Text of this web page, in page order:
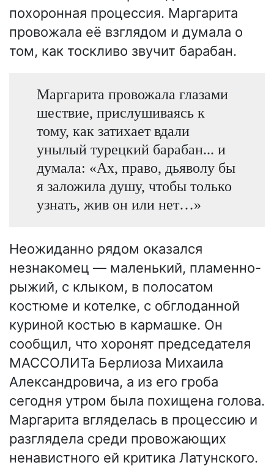
похоронная процессия. Маргарита
провожала её взглядом и думала о
том, как тоскливо звучит барабан.
Маргарита провожала глазами
шествие, прислушиваясь к
тому, как затихает вдали
унылый турецкий барабан... и
думала: «Ах, право, дьяволу бы
я заложила душу, чтобы только
узнать, жив он или нет…»
Неожиданно рядом оказался
незнакомец — маленький, пламенно-
рыжий, с клыком, в полосатом
костюме и котелке, с обглоданной
куриной костью в кармашке. Он
сообщил, что хоронят председателя
МАССОЛИТа Берлиоза Михаила
Александровича, а из его гроба
сегодня утром была похищена голова.
Маргарита вгляделась в процессию и
разглядела среди провожающих
ненавистного ей критика Латунского.